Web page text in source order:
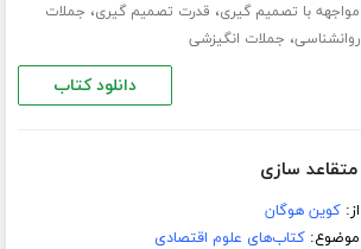
مواجهه با تصمیم گیری، قدرت تصمیم گیری، جملات
روانشناسی، جملات انگیزشی
دانلود کتاب
از:کوین هوگان
موضوع:کتاب‌های علوم اقتصادی